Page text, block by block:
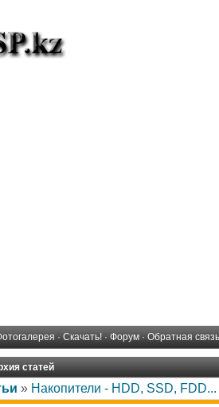
· Скачать! · Форум · Обратная связь
статей
» Накопители - HDD, SSD, FDD...